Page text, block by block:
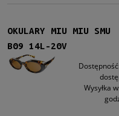
OKULARY MIU MIU SMU
B09 14L-20V
Dostępność:
Wysyłka w: